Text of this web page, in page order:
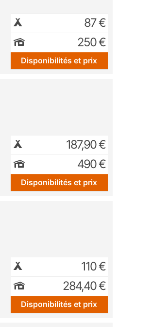
87 €
250 €
Disponibilités et prix
187,90 €
490 €
Disponibilités et prix
110 €
284,40 €
Disponibilités et prix